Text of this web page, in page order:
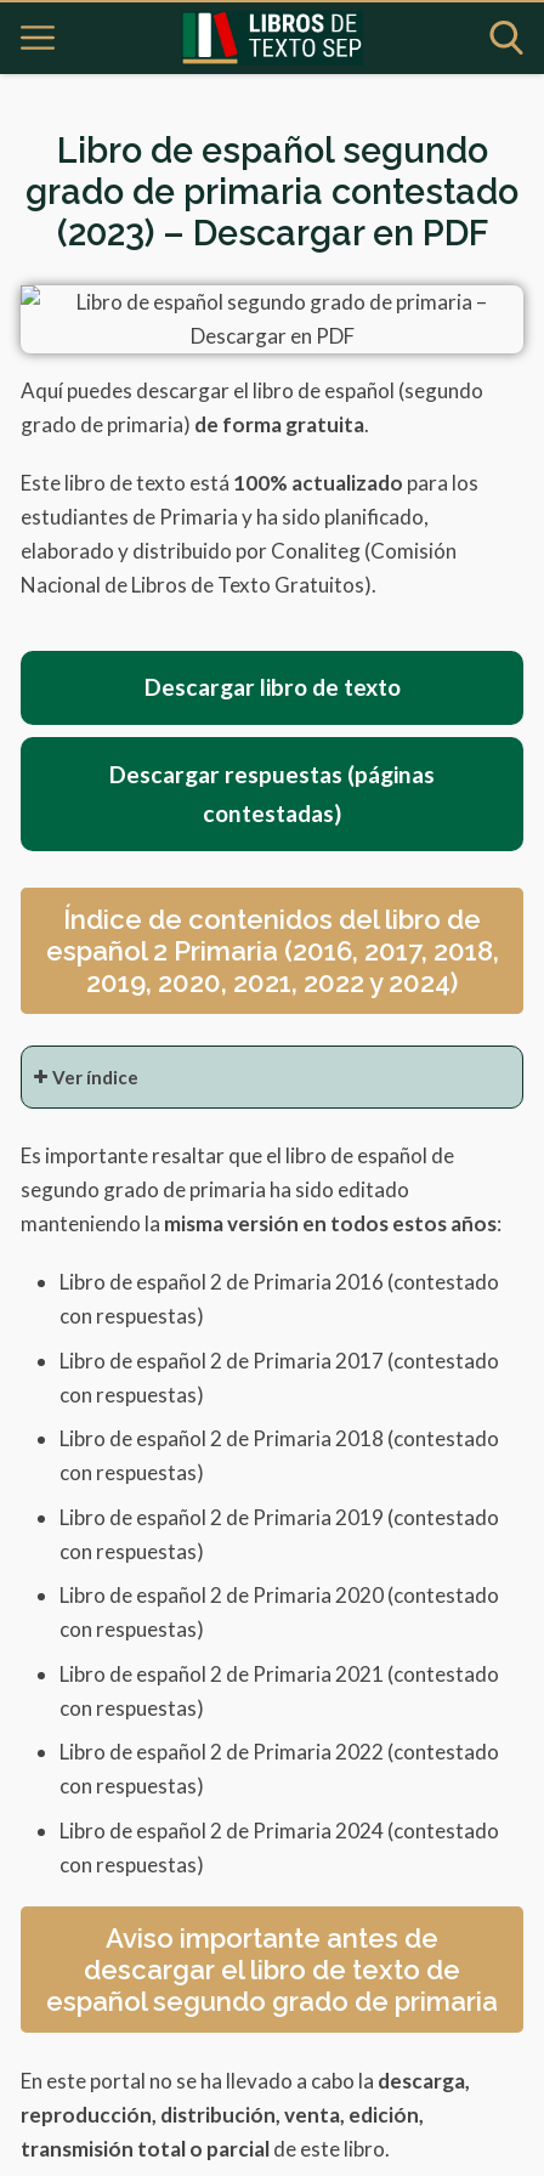
Libro de español segundo
grado de primaria contestado
(2023) – Descargar en PDF
Aquí puedes descargar el libro de español (segundo
grado de primaria) de forma gratuita.
Este libro de texto está 100% actualizado para los
estudiantes de Primaria y ha sido planificado,
elaborado y distribuido por Conaliteg (Comisión
Nacional de Libros de Texto Gratuitos).
Descargar libro de texto
Descargar respuestas (páginas
contestadas)
Índice de contenidos del libro de
español 2 Primaria (2016, 2017, 2018,
2019, 2020, 2021, 2022 y 2024)
Ver índice
Organizamos las actividades
Cuidemos el planeta
Los anuncios de mi comunidad
Una invitación a la lectura
Bloque 2
Lo que comemos aquí y allá
Conocemos más sobre los animales
La energía eléctrica hace diferencias
Escribimos y compartimos cuentos
Bloque 3
Palabras y sabores
Un documento muy especial
Nuestros juegos favoritos
Es importante resaltar que el libro de español de
segundo grado de primaria ha sido editado
manteniendo la misma versión en todos estos años:
Libro de español 2 de Primaria 2016 (contestado
con respuestas)
Libro de español 2 de Primaria 2017 (contestado
con respuestas)
Libro de español 2 de Primaria 2018 (contestado
con respuestas)
Libro de español 2 de Primaria 2019 (contestado
con respuestas)
Libro de español 2 de Primaria 2020 (contestado
con respuestas)
Libro de español 2 de Primaria 2021 (contestado
con respuestas)
Libro de español 2 de Primaria 2022 (contestado
con respuestas)
Libro de español 2 de Primaria 2024 (contestado
con respuestas)
Aviso importante antes de
descargar el libro de texto de
español segundo grado de primaria
En este portal no se ha llevado a cabo la descarga,
reproducción, distribución, venta, edición,
transmisión total o parcialde este libro.